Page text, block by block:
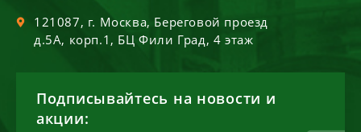
121087, г. Москва, Береговой проезд
д.5А, корп.1, БЦ Фили Град, 4 этаж
Подписывайтесь на новости и
акции: